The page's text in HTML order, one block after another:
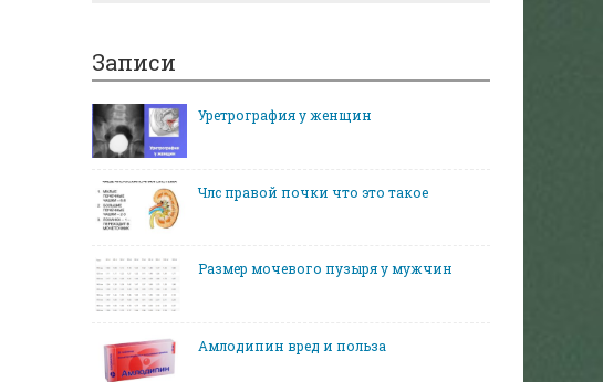
Записи
Уретрография у женщин
Члс правой почки что это такое
Размер мочевого пузыря у мужчин
Амлодипин вред и польза